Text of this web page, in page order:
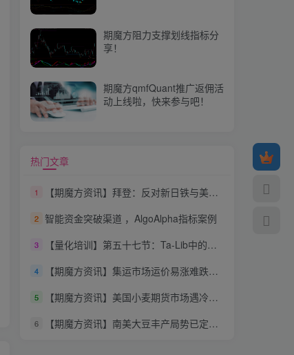
3 【量化培训】第五十七节：Ta-Lib中的蜻蜓十字线（ Dragonfly Doji）
4 【期魔方资讯】集运市场运价易涨难跌的背后原因
【期魔方资讯】美国小麦期货市场遇冷：连跌五日，刷新半年最长连跌纪录
6 【期魔方资讯】南美大豆丰产局势已定，豆粕市场或迎阶段性回调
期魔方阻力支撑划线指标分
享！
期魔方qmfQuant推广返佣活
动上线啦，快来参与吧！
热门文章
1 【期魔方资讯】拜登：反对新日铁与美国钢铁合并
2 智能资金突破渠道 ，AlgoAlpha指标案例
3 【量化培训】第五十七节：Ta-Lib中的蜻蜓十字线（ Dragonfly Doji）
4 【期魔方资讯】集运市场运价易涨难跌的背后原因
5 【期魔方资讯】美国小麦期货市场遇冷：连跌五日，刷新半年最长连跌纪录
6 【期魔方资讯】南美大豆丰产局势已定，豆粕市场或迎阶段性回调